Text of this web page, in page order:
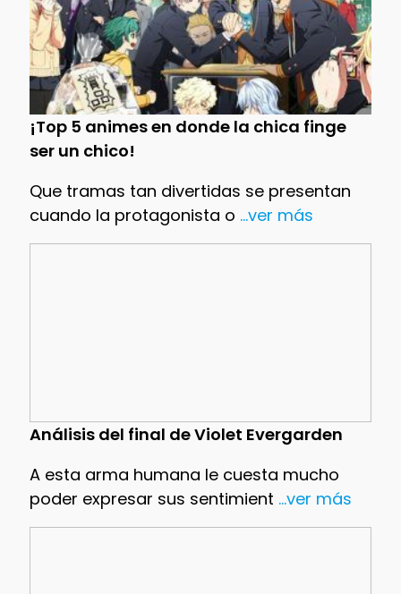
¡Top 5 animes en donde la chica finge
ser un chico!
Que tramas tan divertidas se presentan
cuando la protagonista o ...ver más
Análisis del final de Violet Evergarden
A esta arma humana le cuesta mucho
poder expresar sus sentimient ...ver más